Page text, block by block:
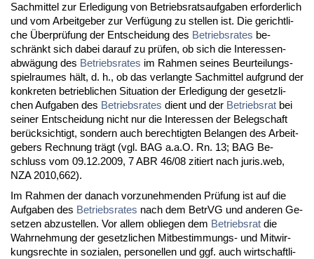
Sach­mit­tel zur Er­le­di­gung von Be­triebs­rats­auf­ga­ben er­for­der­lich
und vom Ar­beit­ge­ber zur Verfügung zu stel­len ist. Die ge­richt­li­
che Über­prüfung der Ent­schei­dung des Be­triebs­ra­tes be­
schränkt sich da­bei dar­auf zu prüfen, ob sich die In­ter­es­sen­
abwägung des Be­triebs­ra­tes im Rah­men sei­nes Be­ur­tei­lungs­
spiel­rau­mes hält, d. h., ob das ver­lang­te Sach­mit­tel auf­grund der
kon­kre­ten be­trieb­li­chen Si­tua­ti­on der Er­le­di­gung der ge­setz­li­
chen Auf­ga­ben des Be­triebs­ra­tes dient und der Be­triebs­rat bei
sei­ner Ent­schei­dung nicht nur die In­ter­es­sen der Be­leg­schaft
berück­sich­tigt, son­dern auch be­rech­tig­ten Be­lan­gen des Ar­beit­
ge­bers Rech­nung trägt (vgl. BAG a.a.O. Rn. 13; BAG Be­
schluss vom 09.12.2009, 7 ABR 46/08 zi­tiert nach ju­ris.web,
NZA 2010,662).
Im Rah­men der da­nach vor­zu­neh­men­den Prüfung ist auf die
Auf­ga­ben des Be­triebs­ra­tes nach dem Be­trVG und an­de­ren Ge­
set­zen ab­zu­stel­len. Vor al­lem ob­lie­gen dem Be­triebs­rat die
Wahr­neh­mung der ge­setz­li­chen Mit­be­stim­mungs- und Mit­wir­
kungs­rech­te in so­zia­len, per­so­nel­len und ggf. auch wirt­schaft­li­